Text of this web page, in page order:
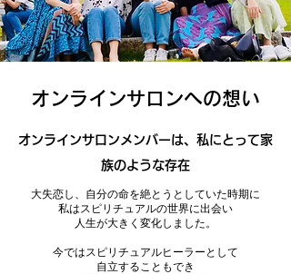
オンラインサロンへの想い
オンラインサロンメンバーは、私にとって家
族のような存在
大失恋し、自分の命を絶とうとしていた時期に
私はスピリチュアルの世界に出会い
人生が大きく変化しました。
今ではスピリチュアルヒーラーとして
自立することもでき